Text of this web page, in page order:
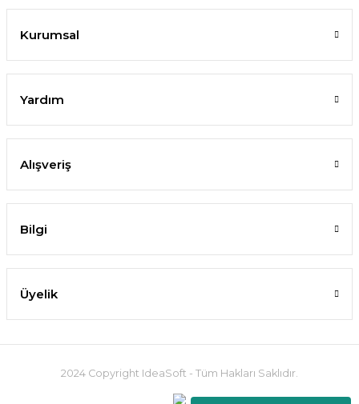
Kurumsal
Yardım
Alışveriş
Bilgi
Üyelik
2024 Copyright IdeaSoft - Tüm Hakları Saklıdır.